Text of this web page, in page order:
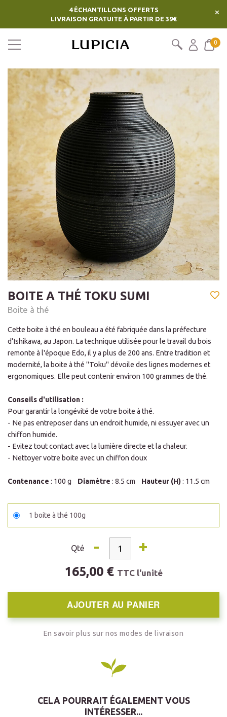
4 ÉCHANTILLONS OFFERTS
LIVRAISON GRATUITE À PARTIR DE 39€
×
0
BOITE A THÉ TOKU SUMI
Boite à thé
Cette boite à thé en bouleau a été fabriquée dans la préfecture
d'Ishikawa, au Japon. La technique utilisée pour le travail du bois
remonte à l'époque Edo, il y a plus de 200 ans. Entre tradition et
modernité, la boite à thé "Toku" dévoile des lignes modernes et
ergonomiques. Elle peut contenir environ 100 grammes de thé.
Conseils d'utilisation :
Pour garantir la longévité de votre boite à thé.
- Ne pas entreposer dans un endroit humide, ni essuyer avec un
chiffon humide.
- Evitez tout contact avec la lumière directe et la chaleur.
- Nettoyer votre boite avec un chiffon doux
Contenance : 100 g Diamètre : 8.5 cm Hauteur (H): 11.5 cm
1 boite à thé 100g
Qté - +
165,00 € TTC l'unité
AJOUTER AU PANIER
En savoir plus sur nos modes de livraison
CELA POURRAIT ÉGALEMENT VOUS
INTÉRESSER...